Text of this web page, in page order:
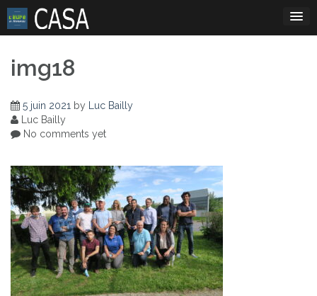
Skip
content
img18
5 juin 2021 by Luc Bailly
Luc Bailly
No comments yet